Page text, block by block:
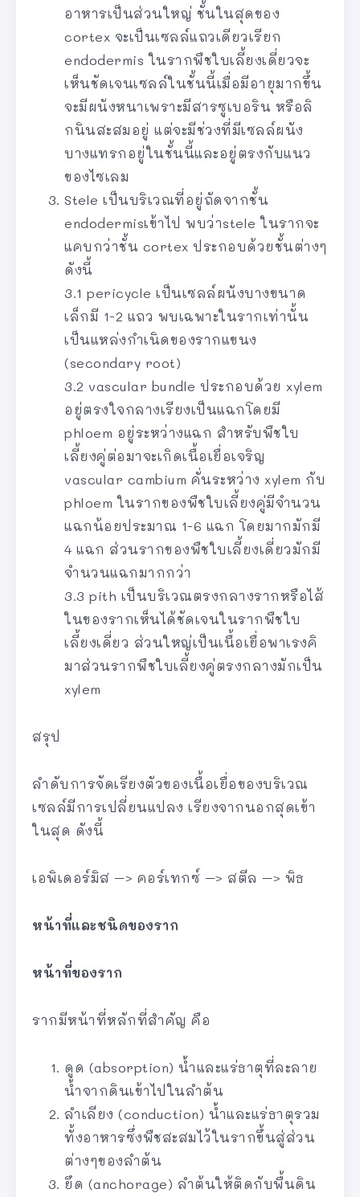
อาหารเป็นส่วนใหญ่ ชั้นในสุดของ
cortex จะเป็นเซลล์แถวเดียวเรียก
endodermis ในรากพืชใบเลี้ยงเดี่ยวจะ
เห็นชัดเจนเซลล์ในชั้นนี้เมื่อมีอายุมากขึ้น
จะมีผนังหนาเพราะมีสารซูเบอริน หรือลิ
กนินสะสมอยู่ แต่จะมีช่วงที่มีเซลล์ผนัง
บางแทรกอยู่ในชั้นนี้และอยู่ตรงกับแนว
ของไซเลม
Stele เป็นบริเวณที่อยู่ถัดจากชั้น
endodermisเข้าไป พบว่าstele ในรากจะ
แคบกว่าชั้น cortex ประกอบด้วยชั้นต่างๆ
ดังนี้
3.1 pericycle เป็นเซลล์ผนังบางขนาด
เล็กมี 1-2 แถว พบเฉพาะในรากเท่านั้น
เป็นแหล่งกำเนิดของรากแขนง
(secondary root)
3.2 vascular bundle ประกอบด้วย xylem
อยู่ตรงใจกลางเรียงเป็นแฉกโดยมี
phloem อยู่ระหว่างแฉก สำหรับพืชใบ
เลี้ยงคู่ต่อมาจะเกิดเนื้อเยื่อเจริญ
vascular cambium คั่นระหว่าง xylem กับ
phloem ในรากของพืชใบเลี้ยงคู่มีจำนวน
แฉกน้อยประมาณ 1-6 แฉก โดยมากมักมี
4 แฉก ส่วนรากของพืชใบเลี้ยงเดี่ยวมักมี
จำนวนแฉกมากกว่า
3.3 pith เป็นบริเวณตรงกลางรากหรือไส้
ในของรากเห็นได้ชัดเจนในรากพืชใบ
เลี้ยงเดี่ยว ส่วนใหญ่เป็นเนื้อเยื่อพาเรงคิ
มาส่วนรากพืชใบเลี้ยงคู่ตรงกลางมักเป็น
xylem
สรุป
ลำดับการจัดเรียงตัวของเนื้อเยื่อของบริเวณ
เซลล์มีการเปลี่ยนแปลง เรียงจากนอกสุดเข้า
ในสุด ดังนี้
เอพิเดอร์มิส –> คอร์เทกซ์ –> สตีล –> พิธ
หน้าที่และชนิดของราก
หน้าที่ของราก
รากมีหน้าที่หลักที่สำคัญ คือ
ดูด (absorption) น้ำและแร่ธาตุที่ละลาย
น้ำจากดินเข้าไปในลำต้น
ลำเลียง (conduction) น้ำและแร่ธาตุรวม
ทั้งอาหารซึ่งพืชสะสมไว้ในรากขึ้นสู่ส่วน
ต่างๆของลำต้น
ยึด (anchorage) ลำต้นให้ติดกับพื้นดิน